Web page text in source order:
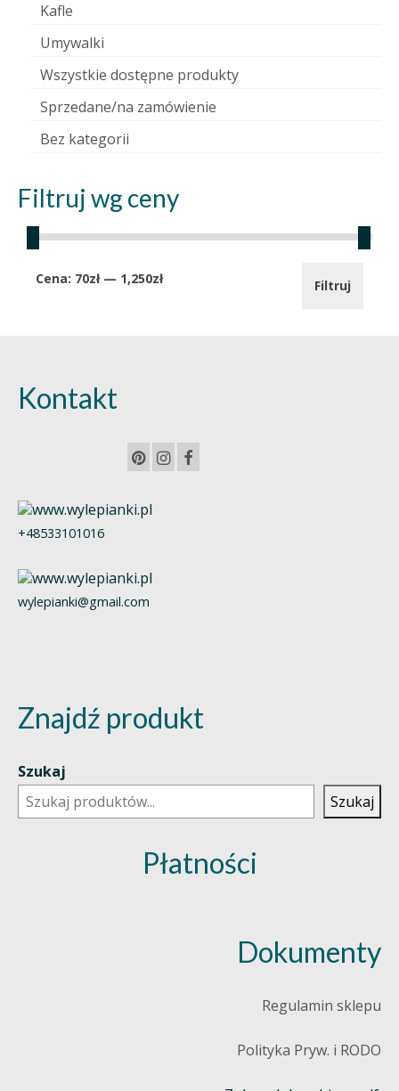
Kafle
Umywalki
Wszystkie dostępne produkty
Sprzedane/na zamówienie
Bez kategorii
Filtruj wg ceny
Cena
Cena
Filtruj
Cena: 70zł— 1,250zł
Kontakt
+48533101016
wylepianki@gmail.com
Znajdź produkt
Szukaj
Szukaj
Płatności
Dokumenty
Regulamin sklepu
Polityka Pryw. i RODO